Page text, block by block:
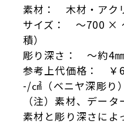
素材： 木材・アク
サイズ： ～700 ×
積）
彫り深さ： ～約4㎜
参考上代価格：
-/㎠（ベニヤ深彫
（注）素材、デー
素材と彫り深さによ